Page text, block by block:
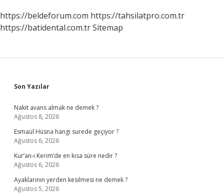
https://beldeforum.com https://tahsilatpro.com.tr
https://batidental.com.trSitemap
Sidebar
Son Yazılar
Nakit avans almak ne demek ?
Ağustos 8, 2026
Esmaül Hüsna hangi surede geçiyor ?
Ağustos 6, 2026
Kur’an-ı Kerim’de en kısa süre nedir ?
Ağustos 6, 2026
Ayaklarının yerden kesilmesi ne demek ?
Ağustos 5, 2026